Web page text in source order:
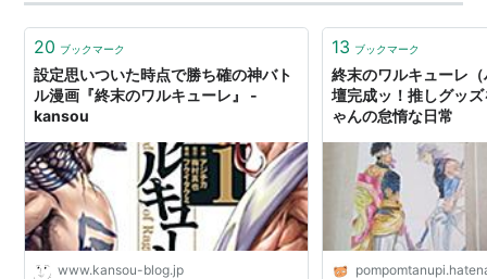
20 ブックマーク
設定思いついた時点で勝ち確の神バト
ル漫画『終末のワルキューレ』 -
kansou
www.kansou-blog.jp
13 ブックマーク
終末のワルキューレ
壇完成ッ！推しグッ
ゃんの怠惰な日常